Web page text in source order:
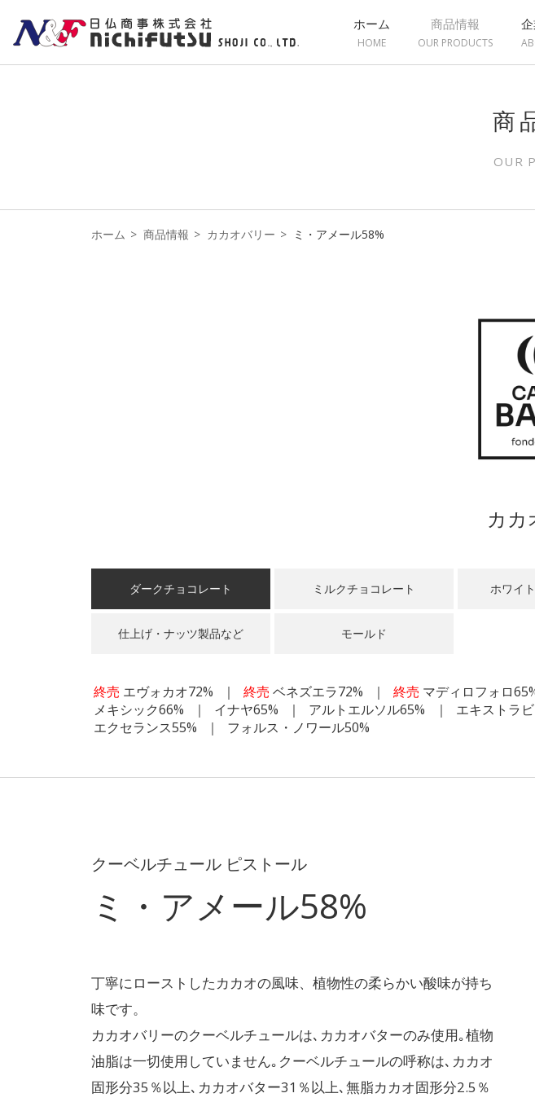
ホーム
HOME
商品情報
OUR PRODUCTS
商
OUR
ホーム 商品情報 カカオバリー ミ・アメール58%
カカ
ダークチョコレート ミルクチョコレート ホワイ
仕上げ・ナッツ製品など モールド
終売 エヴォカオ72% 終売 ベネズエラ72% 終売 マディロフォロ
メキシック66%
イナヤ65% アルトエルソル65% エキストラ
エクセランス55%
フォルス・ノワール50%
クーベルチュール ピストール
ミ・アメール58%
丁寧にローストしたカカオの風味、植物性の柔らかい酸味が持ち
味です。
カカオバリーのクーベルチュールは､カカオバターのみ使用｡植物
油脂は一切使用していません｡クーベルチュールの呼称は､カカオ
固形分35％以上､カカオバター31％以上､無脂カカオ固形分2.5％